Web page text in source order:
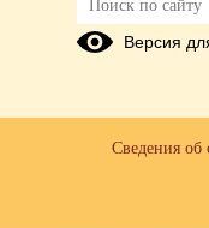
Наличие и
Наличие и
Версия
Сведения об